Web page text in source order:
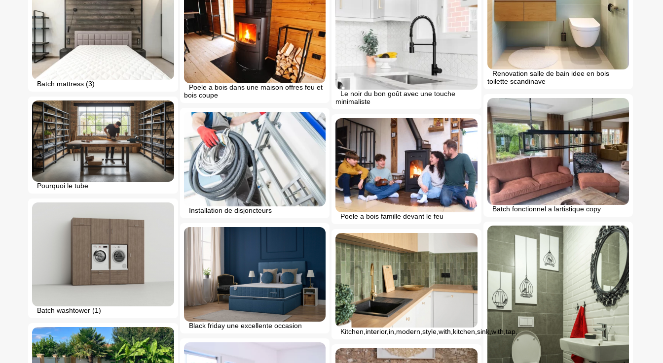
Renovation salle de bain idee en bois
toilette scandinave
Batch mattress (3)
Poele a bois dans une maison offres feu et
bois coupe
Le noir du bon goût avec une touche
minimaliste
Batch fonctionnel a lartistique copy
Pourquoi le tube
Installation de disjoncteurs
Poele a bois famille devant le feu
Batch washtower (1)
Black friday une excellente occasion
Kitchen,interior,in,modern,style,with,kitchen,sink,with,tap,